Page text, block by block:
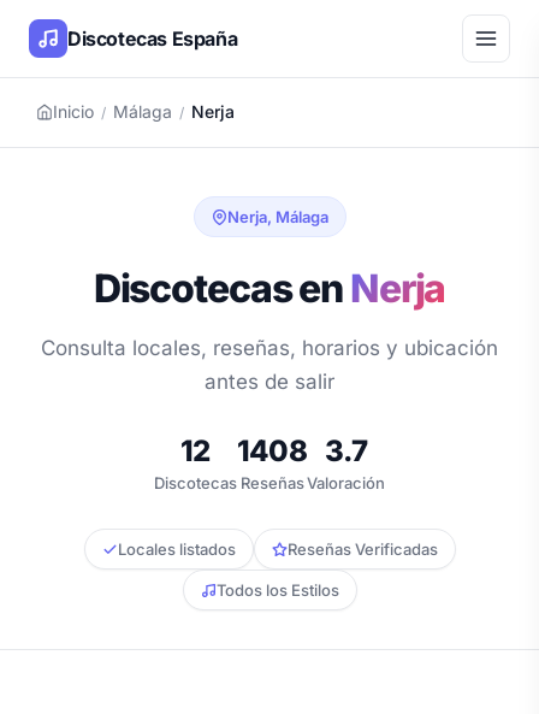
Discotecas España
Inicio / Málaga / Nerja
Nerja, Málaga
Discotecas enNerja
Consulta locales, reseñas, horarios y ubicación
antes de salir
12
Discotecas
1408
Reseñas
3.7
Valoración
Locales listados Reseñas Verificadas
Todos los Estilos